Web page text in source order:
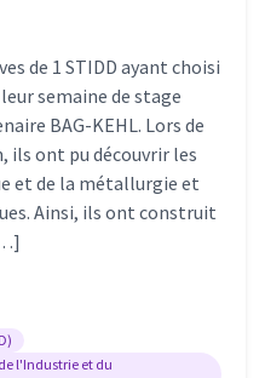
de 1 STIDD ayant choisi
semaine de stage
BAG-KEHL. Lors de
ils ont pu découvrir les
et de la métallurgie et
Ainsi, ils ont construit
l'Industrie et du